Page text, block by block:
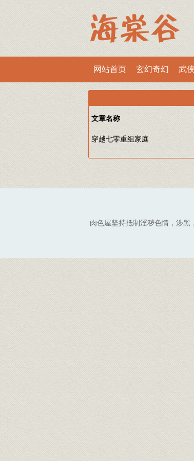
网站首页 玄幻奇幻 武
文章名称
穿越七零重组家庭
肉色屋坚持抵制淫秽色情，涉